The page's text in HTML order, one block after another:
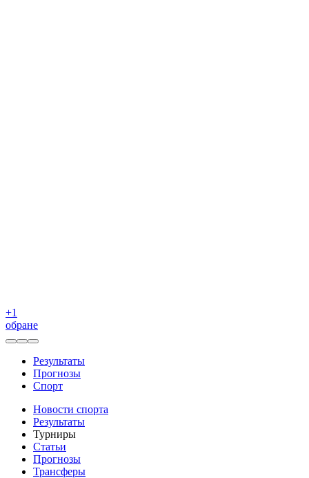
+1
обране
Результаты
Прогнозы
Спорт
Новости спорта
Результаты
Турниры
Статьи
Прогнозы
Трансферы